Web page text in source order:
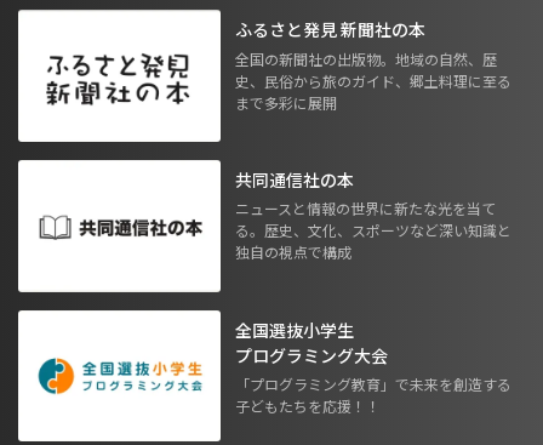
ふるさと発見 新聞社の本
全国の新聞社の出版物。地域の自然、歴
史、民俗から旅のガイド、郷土料理に至る
まで多彩に展開
共同通信社の本
ニュースと情報の世界に新たな光を当て
る。歴史、文化、スポーツなど深い知識と
独自の視点で構成
全国選抜小学生
プログラミング大会
「プログラミング教育」で未来を創造する
子どもたちを応援！！